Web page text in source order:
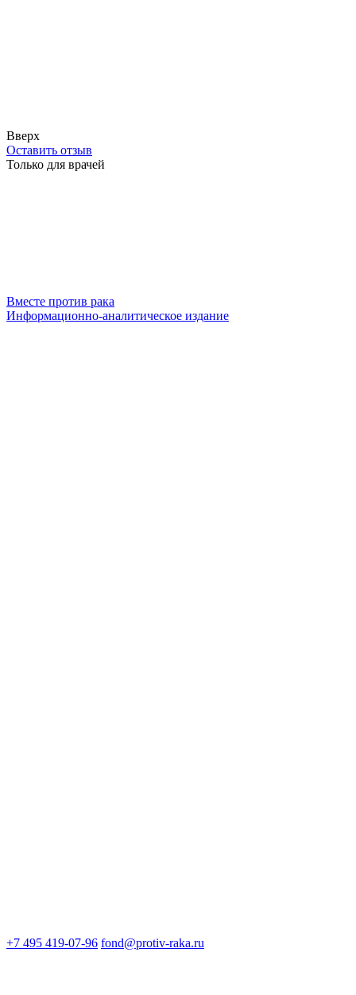
Вверх
Оставить отзыв
Только для врачей
Вместе против рака
Информационно-аналитическое издание
+7 495 419-07-96 fond@protiv-raka.ru